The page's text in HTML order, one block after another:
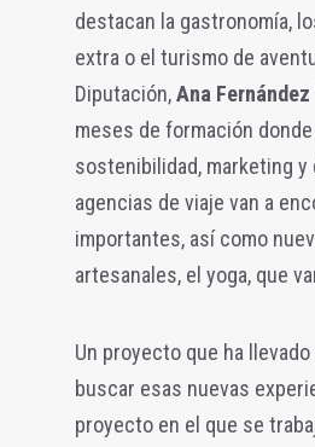
destacan la gastronomía,
extra o el turismo de
Diputación,Ana Fernández
meses de formación
sostenibilidad, marketing
agencias de viaje van a
importantes, así como
artesanales, el yoga, que
Un proyecto que ha
buscar esas nuevas
proyecto en el que se